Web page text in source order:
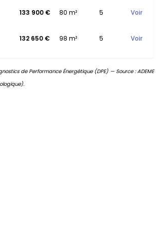
133 900 € 80 m² 5 Voir
132 650 € 98 m² 5 Voir
de Performance Énergétique (DPE) — Source : ADEME